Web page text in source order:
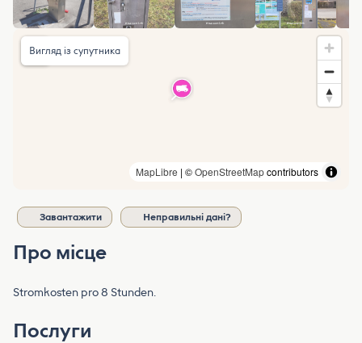
MapLibre | ©OpenStreetMapcontributors
Вигляд із супутника
Завантажити Неправильні дані?
Про місце
Stromkosten pro 8 Stunden.
Послуги